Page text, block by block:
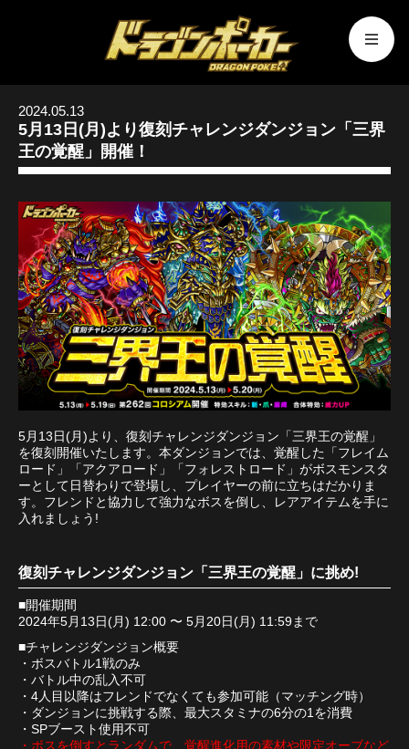
2024.05.13
5月13日(月)より復刻チャレンジダンジョン「三界
王の覚醒」開催！
5月13日(月)より、復刻チャレンジダンジョン「三界王の覚醒」
を復刻開催いたします。本ダンジョンでは、覚醒した「フレイム
ロード」「アクアロード」「フォレストロード」がボスモンスタ
ーとして日替わりで登場し、プレイヤーの前に立ちはだかりま
す。フレンドと協力して強力なボスを倒し、レアアイテムを手に
入れましょう!
復刻チャレンジダンジョン「三界王の覚醒」に挑め!
■開催期間
2024年5月13日(月) 12:00 〜 5月20日(月) 11:59まで
■チャレンジダンジョン概要
・ボスバトル1戦のみ
・バトル中の乱入不可
・4人目以降はフレンドでなくても参加可能（マッチング時）
・ダンジョンに挑戦する際、最大スタミナの6分の1を消費
・SPブースト使用不可
・ボスを倒すとランダムで、覚醒進化用の素材や限定オーブなど